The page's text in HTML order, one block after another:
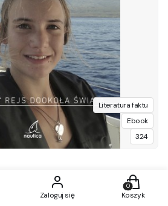
Literatura faktu
Ebook
324
Zaloguj się
Produkty
Koszyk